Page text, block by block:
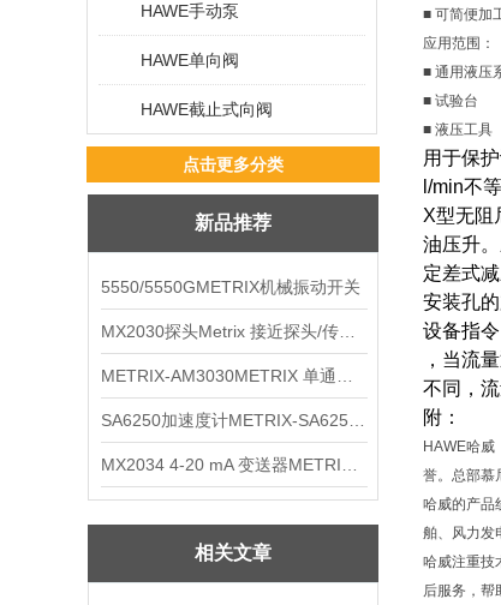
HAWE手动泵
HAWE单向阀
HAWE截止式向阀
点击更多分类
新品推荐
5550/5550GMETRIX机械振动开关
相关文章
■ 可简便加
应用范围：
■ 通用液压
■ 试验台
■ 液压工具
用于保
l/min不等
X型无阻
油压升
定差式
安装孔
设备指
，当流
不同，
附：
HAWE哈
誉。总部慕
哈威的产品
舶、风力发
哈威注重技
后服务，帮